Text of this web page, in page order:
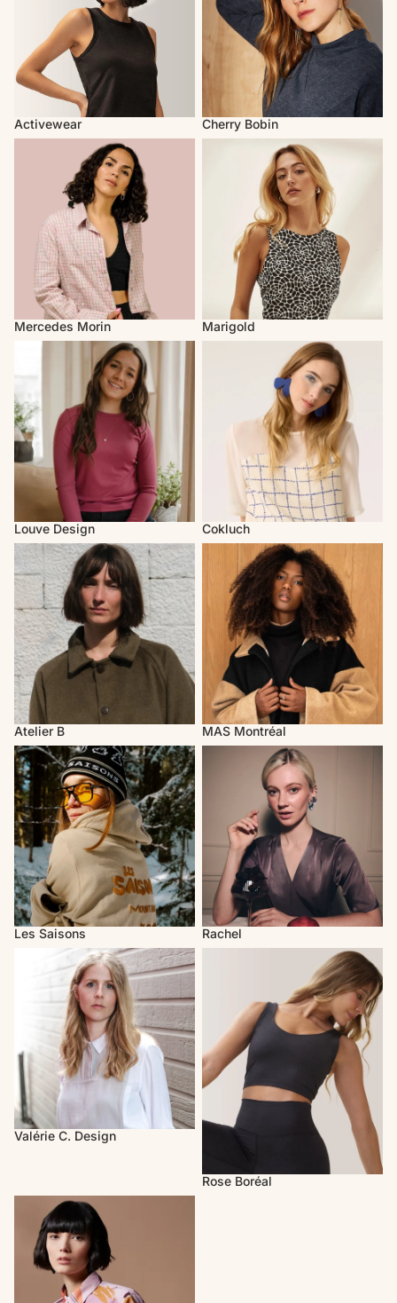
Activewear
Cherry Bobin
Mercedes Morin
Mercedes Morin
Marigold
Louve Design
Louve Design
Cokluch
Atelier B
Atelier B
MAS Montréal
MAS Montréal
Les Saisons
Les Saisons
Rachel
Valérie C. Design
Valérie C. Design
Rose Boréal
Melow par Mélissa Bolduc